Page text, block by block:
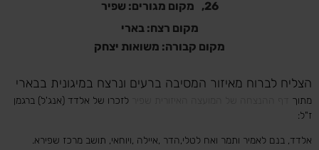
26,
מקום מגורים: שפיר
מקום רצח: בארי
מקום קבורה: משואות יצחק
הצליח לברוח מאיזור המסיבה ברעים ונרצח במיגונית בבארי
מתוך
לזכרו של אלדד (אנג'ל) ברגמן
ז"ל:
אלדד, בנם לאמיר ותמר ואח לטלי,הדר ,איילה ,ויוחאי, תושב מרכז שפירא.